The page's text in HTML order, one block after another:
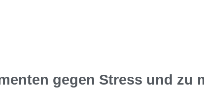
gegen Stress und zu